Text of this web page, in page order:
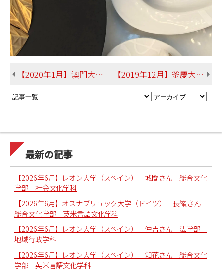
【2020年1月】澳門大学（中国）松川さん 総合文化学部英米言語文化学科 【2019年12月】釜慶大学（韓国）仲村さん 総合文化学部英米言語文化学科
最新の記事
【2026年6月】レオン大学（スペイン） 城間さん 総合文化
学部 社会文化学科
【2026年6月】オスナブリュック大学（ドイツ） 長嶺さん
総合文化学部 英米言語文化学科
【2026年6月】レオン大学（スペイン） 仲吉さん 法学部
地域行政学科
【2026年6月】レオン大学（スペイン） 知花さん 総合文化
学部 英米言語文化学科